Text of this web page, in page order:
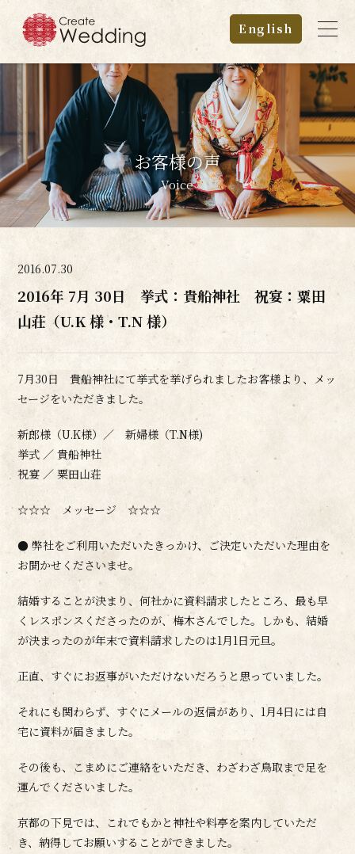
English
お客様の声
Voice
2016.07.30
2016年 7月 30日 挙式：貴船神社 祝宴：粟田
山荘（U.K 様・T.N 様）
7月30日 貴船神社にて挙式を挙げられましたお客様より、メッ
セージをいただきました。
新郎様（U.K様）／ 新婦様（T.N様)
挙式 ／ 貴船神社
祝宴 ／ 粟田山荘
☆☆☆ メッセージ ☆☆☆
● 弊社をご利用いただいたきっかけ、ご決定いただいた理由を
お聞かせくださいませ。
結婚することが決まり、何社かに資料請求したところ、最も早
くレスポンスくださったのが、梅木さんでした。しかも、結婚
が決まったのが年末で資料請求したのは1月1日元旦。
正直、すぐにお返事がいただけないだろうと思っていました。
それにも関わらず、すぐにメールの返信があり、1月4日には自
宅に資料が届きました。
その後も、こまめにご連絡をいただき、わざわざ鳥取まで足を
運んでくださいました。
京都の下見では、これでもかと神社や料亭を案内していただ
き、納得してお願いすることができました。